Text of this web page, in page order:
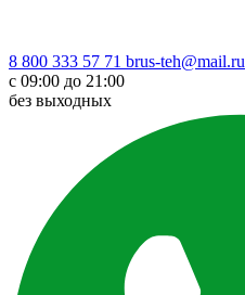
8 800 333 57 71 brus-teh@mail.ru
с 09:00 до 21:00
без выходных